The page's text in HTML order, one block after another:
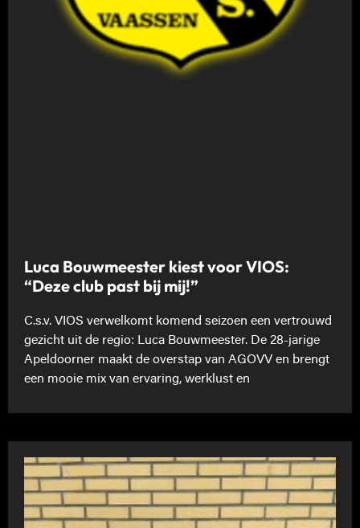
Luca Bouwmeester kiest voor VIOS:
“Deze club past bij mij!”
C.s.v. VIOS verwelkomt komend seizoen een vertrouwd
gezicht uit de regio: Luca Bouwmeester. De 28-jarige
Apeldoorner maakt de overstap van AGOVV en brengt
een mooie mix van ervaring, werklust en